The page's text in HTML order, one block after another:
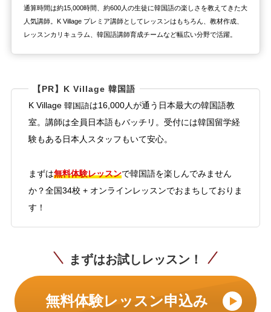
通算時間は約15,000時間、約600人の生徒に韓国語の楽しさを教えてきた大
人気講師。K Village プレミア講師としてレッスンはもちろん、教材作成、
レッスンカリキュラム、韓国語講師育成チームなど幅広い分野で活躍。
【PR】K Village 韓国語
K Village 韓国語は16,000人が通う日本最大の韓国語教
室。講師は全員日本語もバッチリ。受付には韓国留学経
験もある日本人スタッフもいて安心。
まずは無料体験レッスンで韓国語を楽しんでみません
か？全国34校 + オンラインレッスンでおまちしておりま
す！
まずはお試しレッスン！
無料体験レッスン申込み